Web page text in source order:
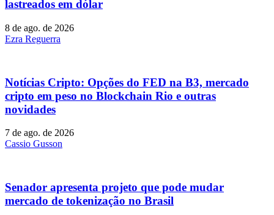
lastreados em dólar
8 de ago. de 2026
Ezra Reguerra
Notícias Cripto: Opções do FED na B3, mercado
cripto em peso no Blockchain Rio e outras
novidades
7 de ago. de 2026
Cassio Gusson
Senador apresenta projeto que pode mudar
mercado de tokenização no Brasil